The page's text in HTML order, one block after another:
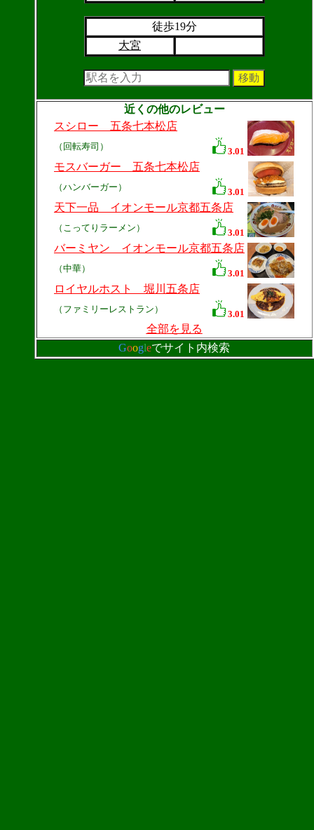
徒歩19分
大宮
近くの他のレビュー
スシロー 五条七本松店
（回転寿司） 3.01
モスバーガー 五条七本松店
（ハンバーガー） 3.01
天下一品 イオンモール京都五条店
（こってりラーメン） 3.01
バーミヤン イオンモール京都五条店
（中華） 3.01
ロイヤルホスト 堀川五条店
（ファミリーレストラン） 3.01
全部を見る
Googleでサイト内検索